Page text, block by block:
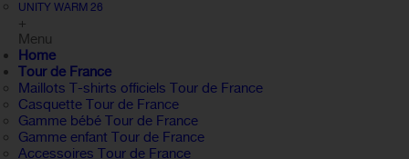
UNITY WARM 26
+
Menu
Home
Tour de France
Maillots T-shirts officiels Tour de France
Casquette Tour de France
Gamme bébé Tour de France
Gamme enfant Tour de France
Accessoires Tour de France